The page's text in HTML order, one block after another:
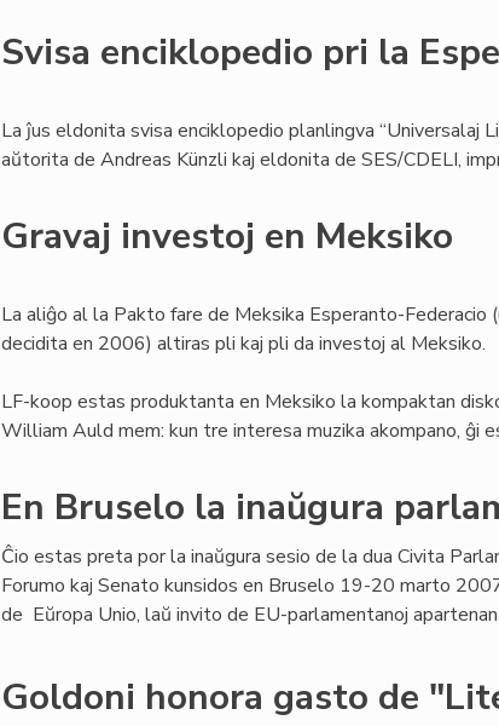
Svisa enciklopedio pri la
La ĵus eldonita svisa enciklopedio planlingva “Universalaj
aŭtorita de Andreas Künzli kaj eldonita de SES/CDELI,
Gravaj investoj en Meksiko
La aliĝo al la Pakto fare de Meksika Esperanto-Federacio
decidita en 2006) altiras pli kaj pli da investoj al Meksiko.
LF-koop estas produktanta en Meksiko la kompaktan
William Auld mem: kun tre interesa muzika akompano, ĝi
En Bruselo la inaŭgura
Ĉio estas preta por la inaŭgura sesio de la dua Civita
Forumo kaj Senato kunsidos en Bruselo 19-20 marto
de Eŭropa Unio, laŭ invito de EU-parlamentanoj
Goldoni honora gasto de